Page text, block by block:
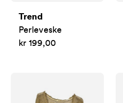
Trend
Perleveske
kr 199,00